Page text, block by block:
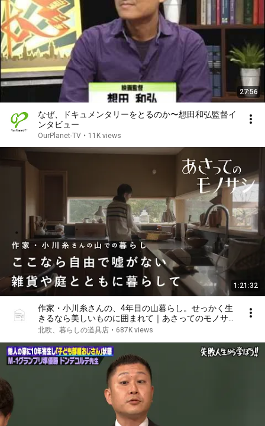
27:56
なぜ、ドキュメンタリーをとるのか〜想田和弘監督イ
ンタビュー
OurPlanet-TV • 11K views
1:21:32
作家・小川糸さんの、4年目の山暮らし。せっかく生
きるなら美しいものに囲まれて｜あさってのモノサシ
vol.5 暮らしの道具/雑貨/庭仕事/人生/一人暮らし/移
北欧、暮らしの道具店 • 687K views